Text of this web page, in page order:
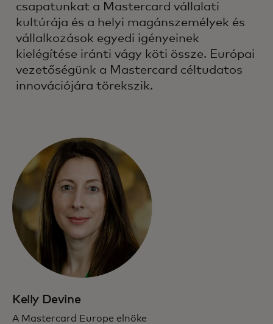
csapatunkat a Mastercard vállalati
kultúrája és a helyi magánszemélyek és
vállalkozások egyedi igényeinek
kielégítése iránti vágy köti össze. Európai
vezetőségünk a Mastercard céltudatos
innovációjára törekszik.
Kelly Devine
A Mastercard Europe elnöke